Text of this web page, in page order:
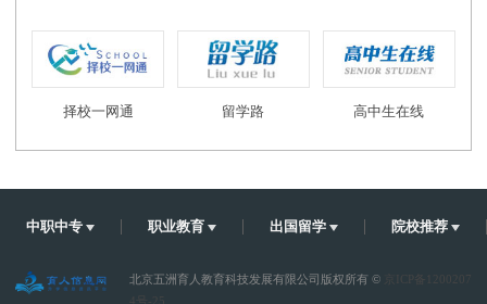
择校一网通 留学路 高中生在线
中职中专 职业教育 出国留学 院校推荐
北京五洲育人教育科技发展有限公司版权所有 ©
京ICP备1200207
4号-25